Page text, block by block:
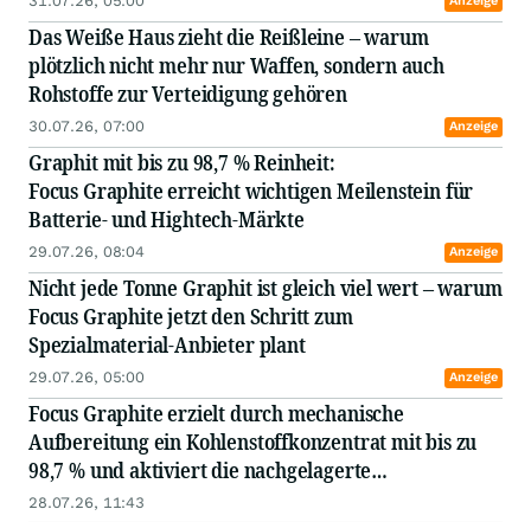
Das Weiße Haus zieht die Reißleine – warum
plötzlich nicht mehr nur Waffen, sondern auch
Rohstoffe zur Verteidigung gehören
30.07.26, 07:00 Anzeige
Graphit mit bis zu 98,7 % Reinheit:
Focus Graphite erreicht wichtigen Meilenstein für
Batterie- und Hightech-Märkte
29.07.26, 08:04 Anzeige
Nicht jede Tonne Graphit ist gleich viel wert – warum
Focus Graphite jetzt den Schritt zum
Spezialmaterial-Anbieter plant
29.07.26, 05:00 Anzeige
Focus Graphite erzielt durch mechanische
Aufbereitung ein Kohlenstoffkonzentrat mit bis zu
98,7 % und aktiviert die nachgelagerte
Qualifizierungsplattform
28.07.26, 11:43